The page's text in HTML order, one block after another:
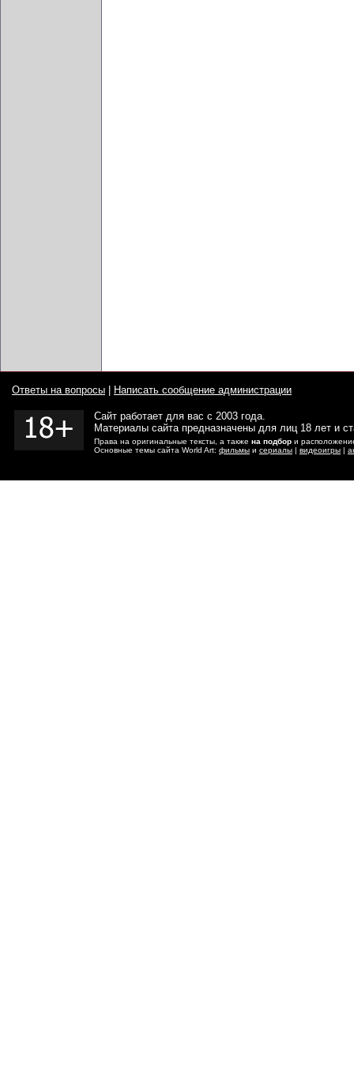
Ответы на вопросы Написать сообщение администрации
Сайт работает для вас с 2003 года.
Материалы сайта предназначены для лиц 18 лет и
Права на оригинальные тексты, а также на подбор и
Основные темы сайта World Art: фильмы и сериалы | видеоигры |